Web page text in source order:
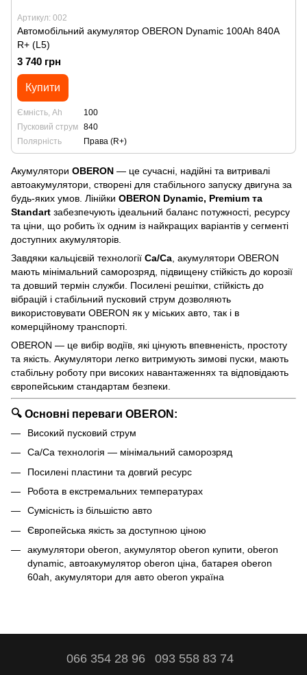
Артикул: 002
Автомобільний акумулятор OBERON Dynamic 100Аh 840А
R+ (L5)
3 740 грн
Купити
Ємність, Ah
100
Пусковий струм 840
Полярність
Права (R+)
Акумулятори OBERON — це сучасні, надійні та витривалі
автоакумулятори, створені для стабільного запуску двигуна за
будь-яких умов. Лінійки OBERON Dynamic, Premium та
Standart забезпечують ідеальний баланс потужності, ресурсу
та ціни, що робить їх одним із найкращих варіантів у сегменті
доступних акумуляторів.
Завдяки кальцієвій технології Ca/Ca , акумулятори OBERON
мають мінімальний саморозряд, підвищену стійкість до корозії
та довший термін служби. Посилені решітки, стійкість до
вібрацій і стабільний пусковий струм дозволяють
використовувати OBERON як у міських авто, так і в
комерційному транспорті.
OBERON — це вибір водіїв, які цінують впевненість, простоту
та якість. Акумулятори легко витримують зимові пуски, мають
стабільну роботу при високих навантаженнях та відповідають
європейським стандартам безпеки.
🔍 Основні переваги OBERON:
Високий пусковий струм
Ca/Ca технологія — мінімальний саморозряд
Посилені пластини та довгий ресурс
Робота в екстремальних температурах
Сумісність із більшістю авто
Європейська якість за доступною ціною
акумулятори oberon, акумулятор oberon купити, oberon
dynamic, автоакумулятор oberon ціна, батарея oberon
60ah, акумулятори для авто oberon україна
066 354 28 96 093 558 83 74